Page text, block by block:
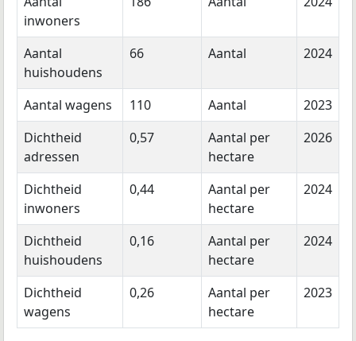
inwoners
Aantal
huishoudens
66 Aantal 2024
Aantal wagens 110 Aantal
2023
Dichtheid
adressen
0,57
Aantal per
hectare
2026
Dichtheid
inwoners
0,44
Aantal per
hectare
2024
Dichtheid
huishoudens
0,16
Aantal per
hectare
2024
Dichtheid
wagens
0,26
Aantal per
hectare
2023